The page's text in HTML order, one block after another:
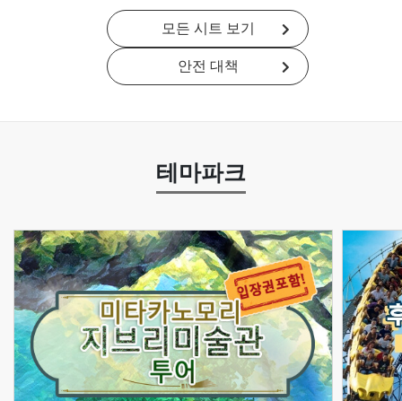
모든 시트 보기
안전 대책
테마파크